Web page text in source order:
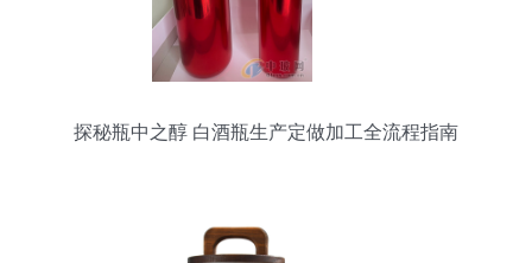
探秘瓶中之醇 白酒瓶生产定做加工全流程指南